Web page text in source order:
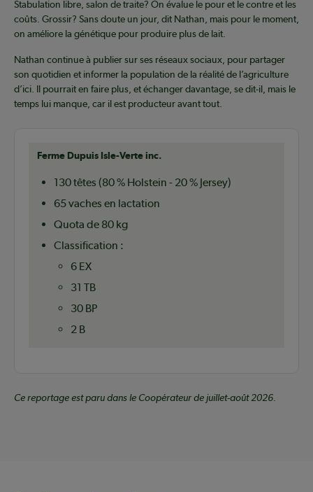
Stabulation libre, salon de traite? On évalue le pour et le contre et les
coûts. Grossir? Sans doute un jour, dit Nathan, mais pour le moment,
on améliore la génétique pour produire plus de lait.
Nathan continue à publier sur ses réseaux sociaux, pour partager
son quotidien et informer la population de la réalité de l’agriculture
d’ici. Il pourrait en faire plus, et échanger davantage, se dit-il, mais le
temps lui manque, car il est producteur avant tout.
Ferme Dupuis Isle-Verte inc.
130 têtes (80 % Holstein - 20 % Jersey)
65 vaches en lactation
Quota de 80 kg
Classification :
6 EX
31 TB
30 BP
2 B
Ce reportage est paru dans le Coopérateur de juillet-août 2026.